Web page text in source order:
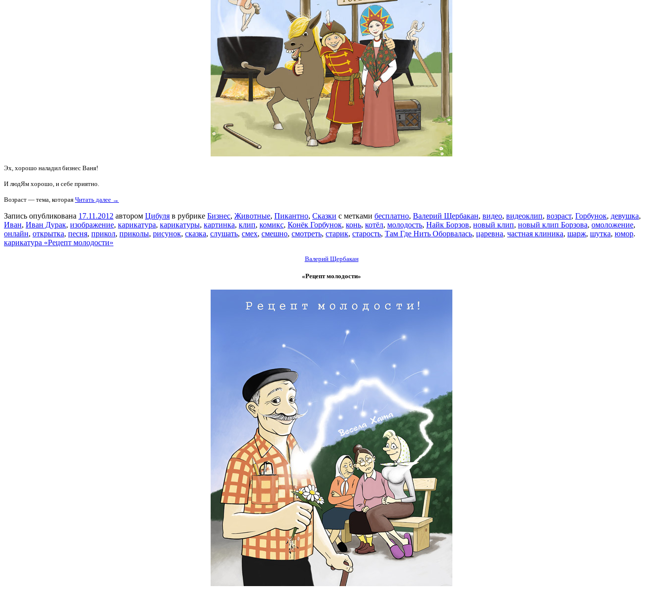
Эх, хорошо наладил бизнес Ваня!
И людЯм хорошо, и себе приятно.
Возраст — тема, которая Читать далее →
Запись опубликована 17.11.2012 автором Цибуля в рубрике Бизнес, Животные, Пикантно, Сказки с метками бесплатно, Валерий Щербакан, видео, видеоклип, возраст, Горбунок, девушка,
Иван, Иван Дурак, изображение, карикатура, карикатуры, картинка, клип, комикс, Конёк Горбунок, конь, котёл, молодость, Найк Борзов, новый клип, новый клип Борзова, омоложение,
онлайн, открытка, песня, прикол, приколы, рисунок, сказка, слушать, смех, смешно, смотреть, старик, старость, Там Где Нить Оборвалась, царевна, частная клиника, шарж, шутка, юмор.
карикатура «Рецепт молодости»
Валерий Щербакан
«Рецепт молодости»